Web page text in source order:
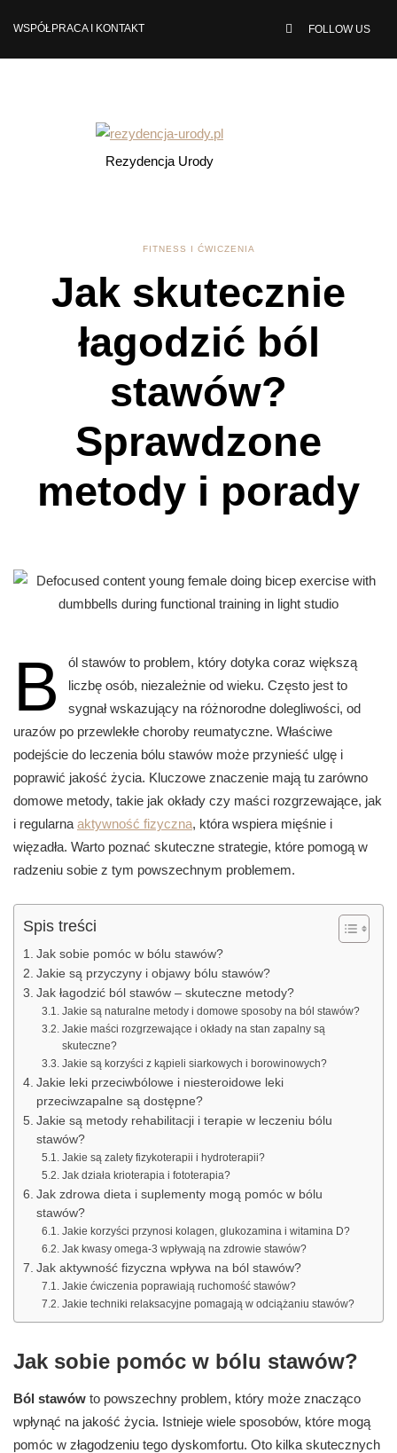
WSPÓŁPRACA I KONTAKT FOLLOW US
Rezydencja Urody
FITNESS I ĆWICZENIA
Jak skutecznie
łagodzić ból
stawów?
Sprawdzone
metody i porady
B
ól stawów to problem, który dotyka coraz większą
liczbę osób, niezależnie od wieku. Często jest to
sygnał wskazujący na różnorodne dolegliwości, od
urazów po przewlekłe choroby reumatyczne. Właściwe
podejście do leczenia bólu stawów może przynieść ulgę i
poprawić jakość życia. Kluczowe znaczenie mają tu zarówno
domowe metody, takie jak okłady czy maści rozgrzewające, jak
i regularna aktywność fizyczna, która wspiera mięśnie i
więzadła. Warto poznać skuteczne strategie, które pomogą w
radzeniu sobie z tym powszechnym problemem.
Spis treści
Jak sobie pomóc w bólu stawów?
Jakie są przyczyny i objawy bólu stawów?
Jak łagodzić ból stawów – skuteczne metody?
Jakie są naturalne metody i domowe sposoby na ból stawów?
Jakie maści rozgrzewające i okłady na stan zapalny są
skuteczne?
Jakie są korzyści z kąpieli siarkowych i borowinowych?
Jakie leki przeciwbólowe i niesteroidowe leki
przeciwzapalne są dostępne?
Jakie są metody rehabilitacji i terapie w leczeniu bólu
stawów?
Jakie są zalety fizykoterapii i hydroterapii?
Jak działa krioterapia i fototerapia?
Jak zdrowa dieta i suplementy mogą pomóc w bólu
stawów?
Jakie korzyści przynosi kolagen, glukozamina i witamina D?
Jak kwasy omega-3 wpływają na zdrowie stawów?
Jak aktywność fizyczna wpływa na ból stawów?
Jakie ćwiczenia poprawiają ruchomość stawów?
Jakie techniki relaksacyjne pomagają w odciążaniu stawów?
Jak sobie pomóc w bólu stawów?
Ból stawów to powszechny problem, który może znacząco
wpłynąć na jakość życia. Istnieje wiele sposobów, które mogą
pomóc w złagodzeniu tego dyskomfortu. Oto kilka skutecznych